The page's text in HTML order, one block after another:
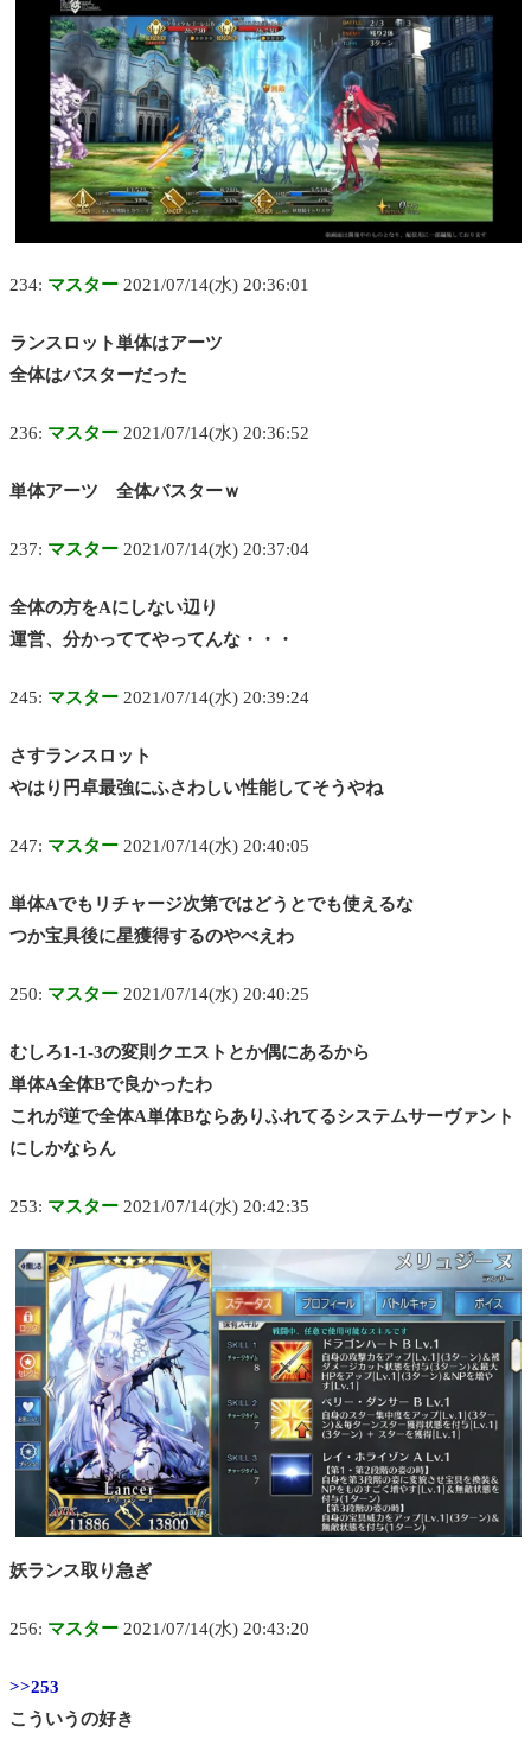
234: マスター 2021/07/14(水) 20:36:01
ランスロット単体はアーツ
全体はバスターだった
236: マスター 2021/07/14(水) 20:36:52
単体アーツ 全体バスターｗ
237: マスター 2021/07/14(水) 20:37:04
全体の方をAにしない辺り
運営、分かっててやってんな・・・
245: マスター 2021/07/14(水) 20:39:24
さすランスロット
やはり円卓最強にふさわしい性能してそうやね
247: マスター 2021/07/14(水) 20:40:05
単体Aでもリチャージ次第ではどうとでも使えるな
つか宝具後に星獲得するのやべえわ
250: マスター 2021/07/14(水) 20:40:25
むしろ1-1-3の変則クエストとか偶にあるから
単体A全体Bで良かったわ
これが逆で全体A単体Bならありふれてるシステムサーヴァント
にしかならん
253: マスター 2021/07/14(水) 20:42:35
妖ランス取り急ぎ
256: マスター 2021/07/14(水) 20:43:20
>>253
こういうの好き